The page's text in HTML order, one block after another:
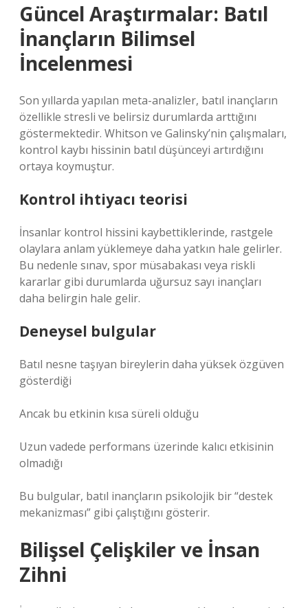
Güncel Araştırmalar: Batıl
İnançların Bilimsel
İncelenmesi
Son yıllarda yapılan meta-analizler, batıl inançların
özellikle stresli ve belirsiz durumlarda arttığını
göstermektedir. Whitson ve Galinsky’nin çalışmaları,
kontrol kaybı hissinin batıl düşünceyi artırdığını
ortaya koymuştur.
Kontrol ihtiyacı teorisi
İnsanlar kontrol hissini kaybettiklerinde, rastgele
olaylara anlam yüklemeye daha yatkın hale gelirler.
Bu nedenle sınav, spor müsabakası veya riskli
kararlar gibi durumlarda uğursuz sayı inançları
daha belirgin hale gelir.
Deneysel bulgular
Batıl nesne taşıyan bireylerin daha yüksek özgüven
gösterdiği
Ancak bu etkinin kısa süreli olduğu
Uzun vadede performans üzerinde kalıcı etkisinin
olmadığı
Bu bulgular, batıl inançların psikolojik bir “destek
mekanizması” gibi çalıştığını gösterir.
Bilişsel Çelişkiler ve İnsan
Zihni